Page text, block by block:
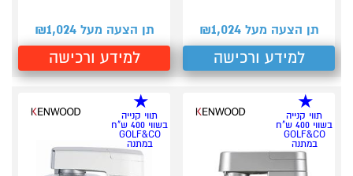
תן הצעה מעל ₪ 1,024
למידע ורכישה
תן הצעה מעל ₪ 1,024
למידע ורכישה
תווי קנייה
בשווי 400 ש"ח
GOLF&CO
במתנה
תווי קנייה
בשווי 400 ש"ח
GOLF&CO
במתנה